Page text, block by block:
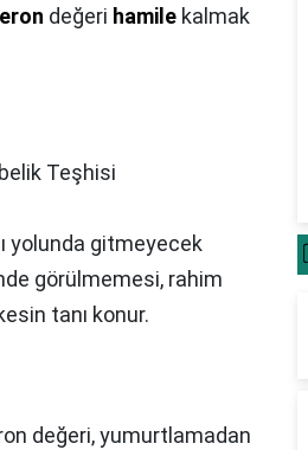
değeri hamile kalmak
Teşhisi
yolunda gitmeyecek
görülmemesi, rahim
tanı konur.
değeri, yumurtlamadan